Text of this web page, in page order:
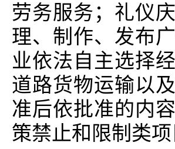
劳务服务；礼仪
理、制作、发布
业依法自主选择
道路货物运输以
准后依批准的内
策禁止和限制类